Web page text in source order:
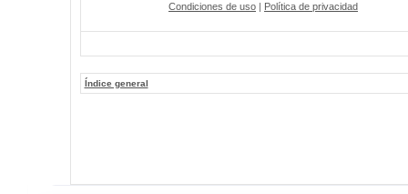
Condiciones de uso | Política de privacidad
Índice general